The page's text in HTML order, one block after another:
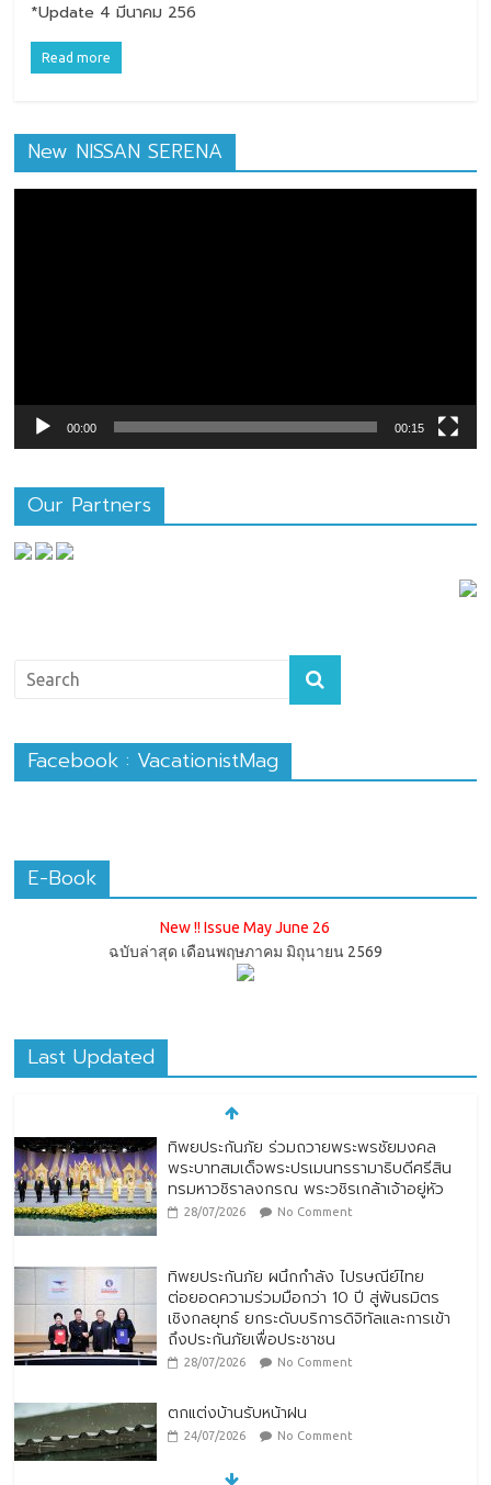
*Update 4 มีนาคม 256
Read more
New NISSAN SERENA
00:00 00:15
Our Partners
Facebook : VacationistMag
E-Book
New !! Issue May June 26
ฉบับล่าสุด เดือนพฤษภาคม มิถุนายน 2569
Last Updated
ทิพยประกันภัย ร่วมถวายพระพรชัยมงคล
พระบาทสมเด็จพระปรเมนทรรามาธิบดีศรีสิน
ทรมหาวชิราลงกรณ พระวชิรเกล้าเจ้าอยู่หัว
28/07/2026 No Comment
ทิพยประกันภัย ผนึกกำลัง ไปรษณีย์ไทย
ต่อยอดความร่วมมือกว่า 10 ปี สู่พันธมิตร
เชิงกลยุทธ์ ยกระดับบริการดิจิทัลและการเข้า
ถึงประกันภัยเพื่อประชาชน
28/07/2026 No Comment
ตกแต่งบ้านรับหน้าฝน
24/07/2026 No Comment